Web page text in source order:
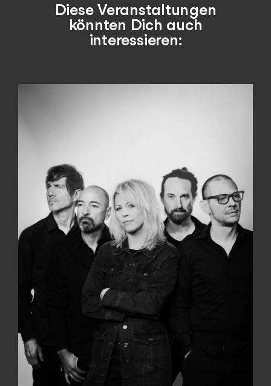
Diese Veranstaltungen
könnten Dich auch
interessieren: